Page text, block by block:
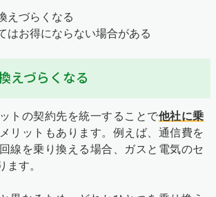
えづらくなる
はお得にならない場合がある
えづらくなる
トの契約先を統一することで他社に乗
リットもあります。例えば、通信費を
線を乗り換える場合、ガスと電気のセ
ます。